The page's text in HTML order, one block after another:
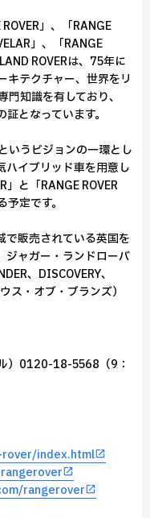
」、「RANGE
」、「RANGE
ROVERは、75年に
キテクチャー、世界をリ
知識を有しており、
となっています。
いうビジョンの一環とし
ハイブリッド車を用意し
」と「RANGE ROVER
定です。
で販売されている英国を
ジャガー・ランドローバ
、DISCOVERY、
・オブ・ブランズ）
）0120-18-5568（9：
index.html
rangerover